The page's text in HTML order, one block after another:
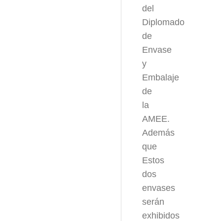
del
Diplomado
de
Envase
y
Embalaje
de
la
AMEE.
Además
que
Estos
dos
envases
serán
exhibidos